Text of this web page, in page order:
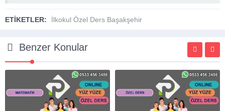
ETİKETLER: İlkokul Özel Ders Başakşehir
Benzer Konular